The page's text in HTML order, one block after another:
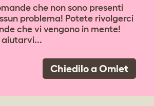
che non sono presenti
problema! Potete rivolgerci
che vi vengono in mente!
aiutarvi...
Chiedilo a Omlet